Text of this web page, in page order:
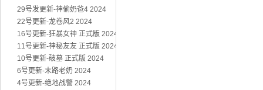
29号发更新-神偷奶爸4 2024
22号更新-龙卷风2 2024
16号更新-狂暴女神 正式版 2024
11号更新-神秘友友 正式版 2024
10号更新-破墓 正式版 2024
6号更新-末路老奶 2024
4号更新-绝地战警 2024